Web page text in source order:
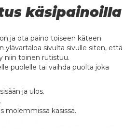
käsipainoilla
ja ota paino toiseen käteen.
ylävartaloa sivulta sivulle siten, että
niin toinen rutistuu.
puolelle tai vaihda puolta joka
ja ulos.
molemmissa käsissä.